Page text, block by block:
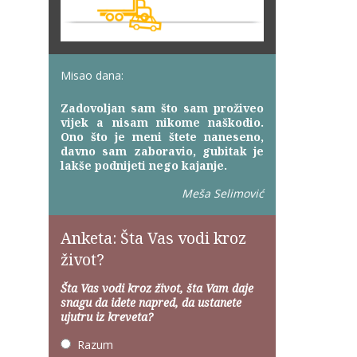
Misao dana:
Zadovoljan sam što sam proživeo
vijek a nisam nikome naškodio.
Ono što je meni štete naneseno,
davno sam zaboravio, gubitak je
lakše podnijeti nego kajanje.
Meša Selimović
Anketa: Šta Vas vodi kroz
život?
Šta Vas vodi kroz život, šta Vam daje
snagu da idete napred, da ustanete
ujutru iz kreveta?
Razum